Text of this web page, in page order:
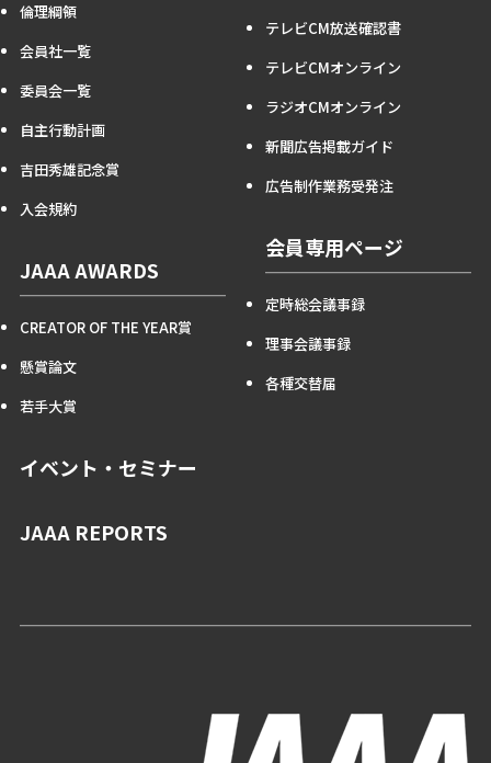
倫理綱領
会員社一覧
委員会一覧
自主行動計画
吉田秀雄記念賞
入会規約
JAAA AWARDS
CREATOR OF THE YEAR賞
懸賞論文
若手大賞
イベント・セミナー
JAAA REPORTS
テレビCM放送確認書
テレビCMオンライン
ラジオCMオンライン
新聞広告掲載ガイド
広告制作業務受発注
会員専用ページ
定時総会議事録
理事会議事録
各種交替届